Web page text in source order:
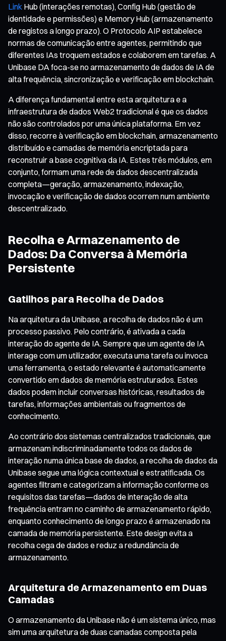
Link Hub (interações remotas), Config Hub (gestão de
identidade e permissões) e Memory Hub (armazenamento
de registos a longo prazo). O Protocolo AIP estabelece
normas de comunicação entre agentes, permitindo que
diferentes IAs troquem estados e colaborem em tarefas. A
Unibase DA foca-se no armazenamento de dados de IA de
alta frequência, sincronização e verificação em blockchain.
A diferença fundamental entre esta arquitetura e a
infraestrutura de dados Web2 tradicional é que os dados
não são controlados por uma única plataforma. Em vez
disso, recorre à verificação em blockchain, armazenamento
distribuído e camadas de memória encriptada para
reconstruir a base cognitiva da IA. Estes três módulos, em
conjunto, formam uma rede de dados descentralizada
completa—geração, armazenamento, indexação,
invocação e verificação de dados ocorrem num ambiente
descentralizado.
Recolha e Armazenamento de
Dados: Da Conversa à Memória
Persistente
Gatilhos para Recolha de Dados
Na arquitetura da Unibase, a recolha de dados não é um
processo passivo. Pelo contrário, é ativada a cada
interação do agente de IA. Sempre que um agente de IA
interage com um utilizador, executa uma tarefa ou invoca
uma ferramenta, o estado relevante é automaticamente
convertido em dados de memória estruturados. Estes
dados podem incluir conversas históricas, resultados de
tarefas, informações ambientais ou fragmentos de
conhecimento.
Ao contrário dos sistemas centralizados tradicionais, que
armazenam indiscriminadamente todos os dados de
interação numa única base de dados, a recolha de dados da
Unibase segue uma lógica contextual e estratificada. Os
agentes filtram e categorizam a informação conforme os
requisitos das tarefas—dados de interação de alta
frequência entram no caminho de armazenamento rápido,
enquanto conhecimento de longo prazo é armazenado na
camada de memória persistente. Este design evita a
recolha cega de dados e reduz a redundância de
armazenamento.
Arquitetura de Armazenamento em Duas
Camadas
O armazenamento da Unibase não é um sistema único, mas
sim uma arquitetura de duas camadas composta pela